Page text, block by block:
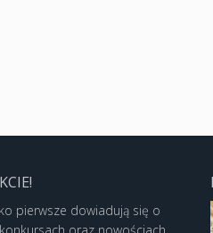
pierwsze dowiadują się o